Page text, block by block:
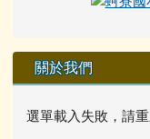
關於我們
選單載入失敗，請重